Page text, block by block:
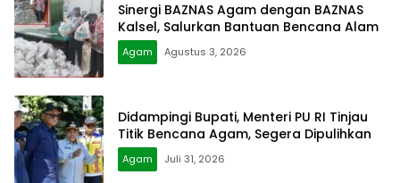
Sinergi BAZNAS Agam dengan BAZNAS
Kalsel, Salurkan Bantuan Bencana Alam
Agam Agustus 3, 2026
Didampingi Bupati, Menteri PU RI Tinjau
Titik Bencana Agam, Segera Dipulihkan
Agam Juli 31, 2026